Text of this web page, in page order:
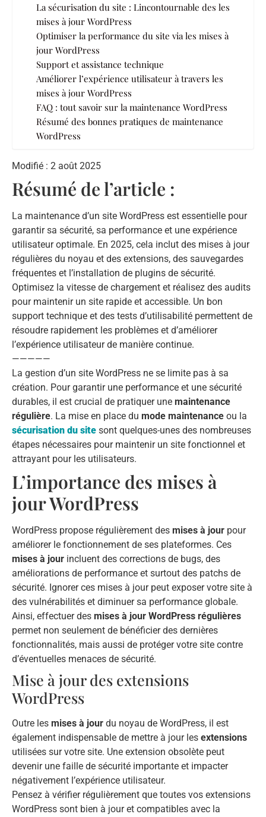
La sécurisation du site : Lincontournable des les
mises à jour WordPress
Optimiser la performance du site via les mises à
jour WordPress
Support et assistance technique
Améliorer l’expérience utilisateur à travers les
mises à jour WordPress
FAQ : tout savoir sur la maintenance WordPress
Résumé des bonnes pratiques de maintenance
WordPress
Modifié : 2 août 2025
Résumé de l’article :
La maintenance d’un site WordPress est essentielle pour
garantir sa sécurité, sa performance et une expérience
utilisateur optimale. En 2025, cela inclut des mises à jour
régulières du noyau et des extensions, des sauvegardes
fréquentes et l’installation de plugins de sécurité.
Optimisez la vitesse de chargement et réalisez des audits
pour maintenir un site rapide et accessible. Un bon
support technique et des tests d’utilisabilité permettent de
résoudre rapidement les problèmes et d’améliorer
l’expérience utilisateur de manière continue.
—————
La gestion d’un site WordPress ne se limite pas à sa
création. Pour garantir une performance et une sécurité
durables, il est crucial de pratiquer une maintenance
régulière. La mise en place du mode maintenance ou la
sécurisation du site sont quelques-unes des nombreuses
étapes nécessaires pour maintenir un site fonctionnel et
attrayant pour les utilisateurs.
L’importance des mises à
jour WordPress
WordPress propose régulièrement des mises à jour pour
améliorer le fonctionnement de ses plateformes. Ces
mises à jour incluent des corrections de bugs, des
améliorations de performance et surtout des patchs de
sécurité. Ignorer ces mises à jour peut exposer votre site à
des vulnérabilités et diminuer sa performance globale.
Ainsi, effectuer des mises à jour WordPress régulières
permet non seulement de bénéficier des dernières
fonctionnalités, mais aussi de protéger votre site contre
d’éventuelles menaces de sécurité.
Mise à jour des extensions
WordPress
Outre les mises à jour du noyau de WordPress, il est
également indispensable de mettre à jour les extensions
utilisées sur votre site. Une extension obsolète peut
devenir une faille de sécurité importante et impacter
négativement l’expérience utilisateur.
Pensez à vérifier régulièrement que toutes vos extensions
WordPress sont bien à jour et compatibles avec la